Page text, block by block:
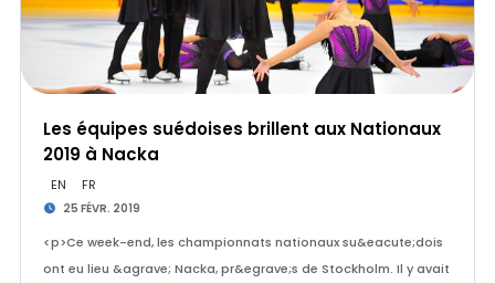
Les équipes suédoises brillent aux Nationaux
2019 à Nacka
EN FR
25 FÉVR. 2019
<p>Ce week-end, les championnats nationaux su&eacute;dois
ont eu lieu &agrave; Nacka, pr&egrave;s de Stockholm. Il y avait